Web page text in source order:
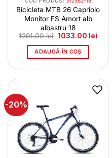
Bicicleta MTB 26 Capriolo
Monitor FS Amort alb
albastru 18
1291.00lei Prețul
a
fost:
1291.00 lei.
1033.00 leiPrețul
ADAUGĂ ÎN COȘ
-20%